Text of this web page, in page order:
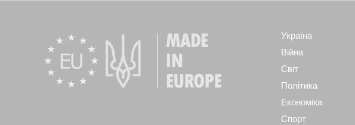
Україна
Війна
Світ
Політика
Економіка
Спорт